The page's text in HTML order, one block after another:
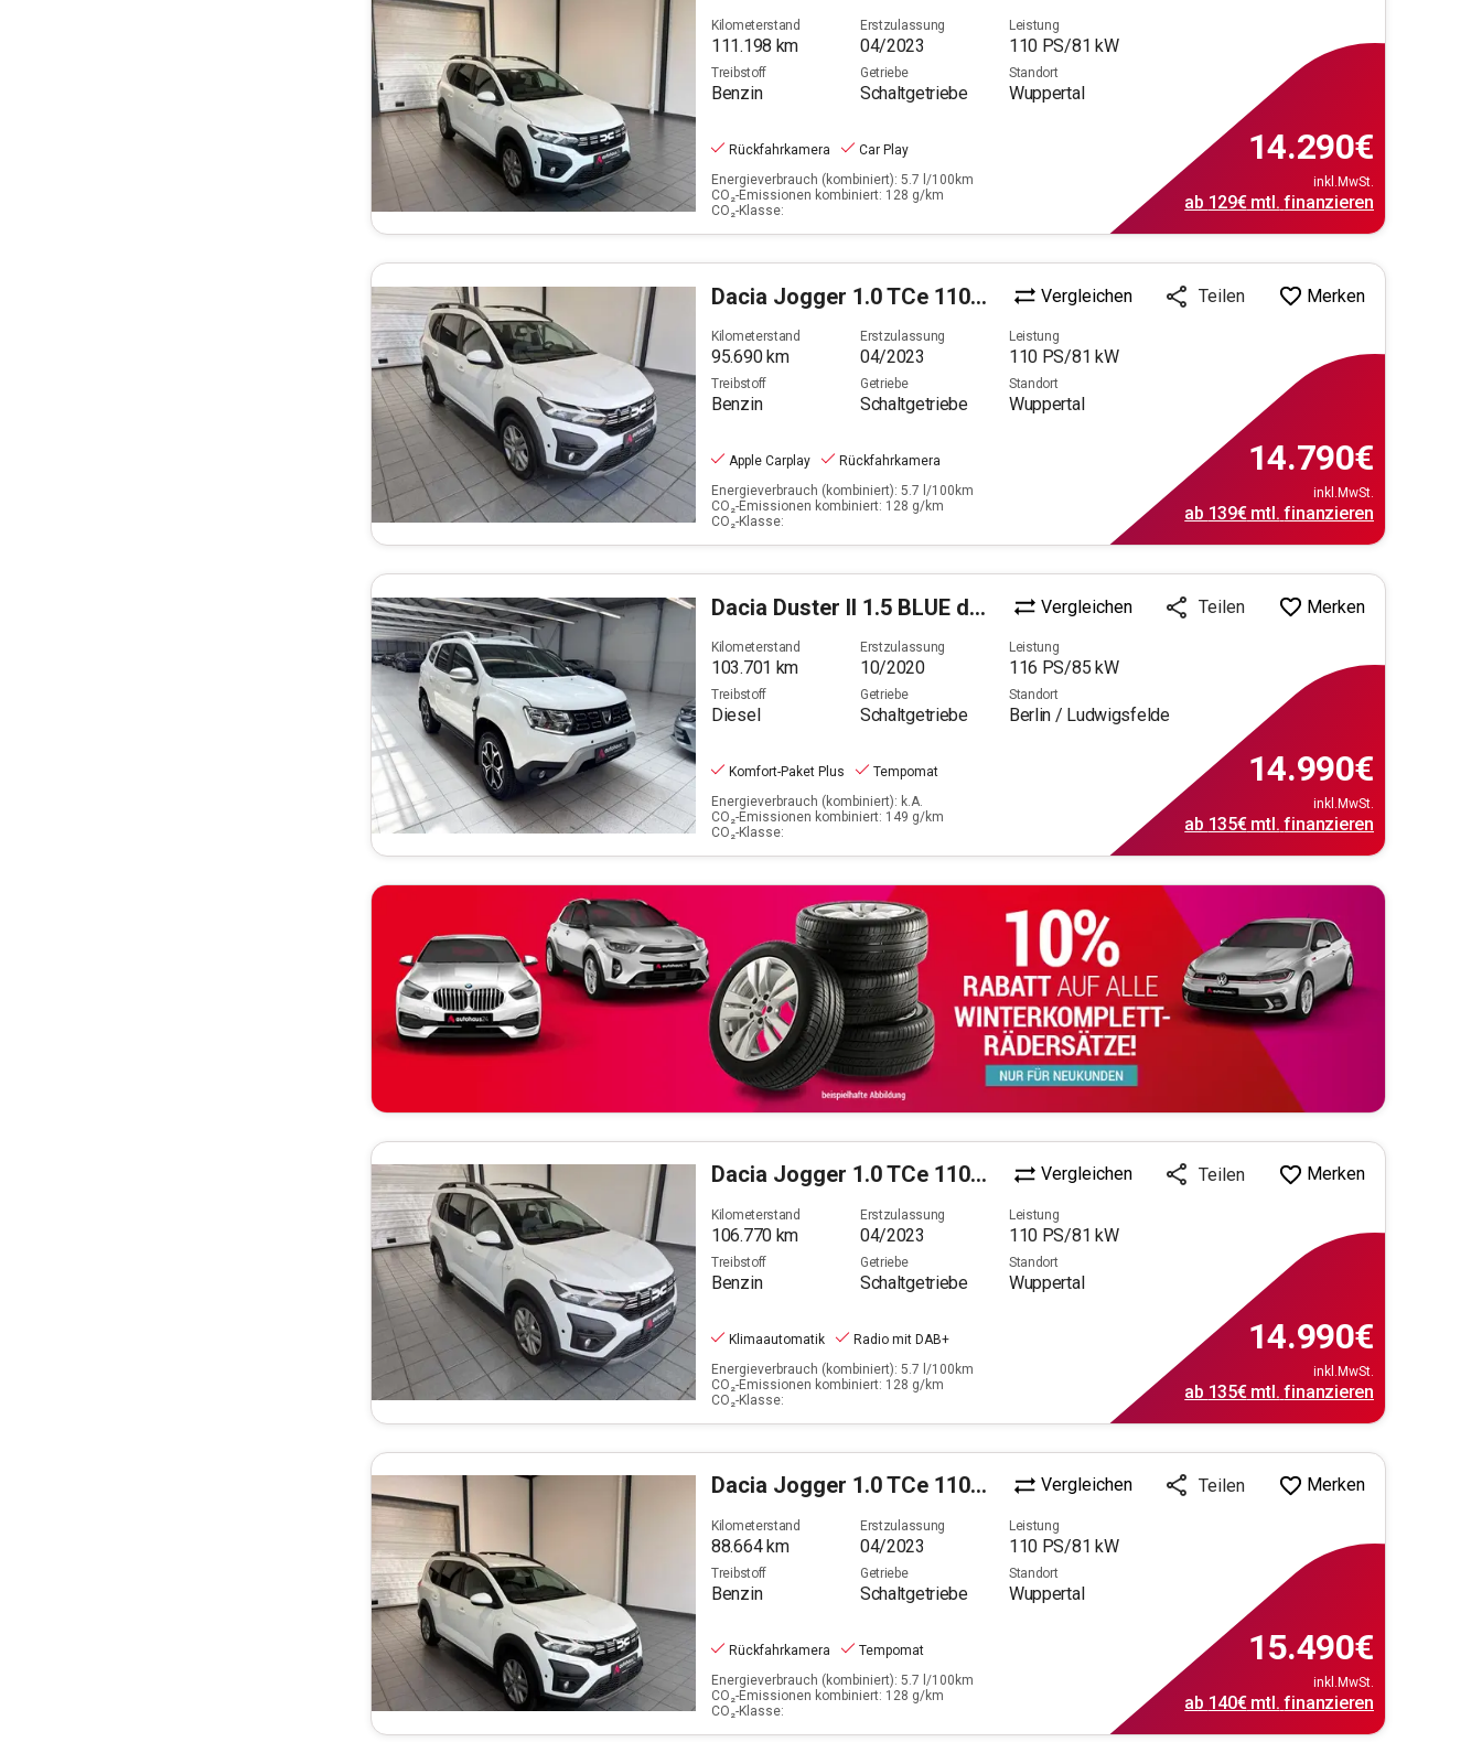
Kilometerstand
111.198 km
Erstzulassung
04/2023
Leistung
110 PS/81 kW
Treibstoff
Benzin
Getriebe
Schaltgetriebe
Standort
Wuppertal
Rückfahrkamera
Car Play
Energieverbrauch (kombiniert): 5.7 l/100km
CO₂-Emissionen kombiniert: 128 g/km
CO₂-Klasse:
14.290€
inkl.MwSt.
ab 129€mtl. finanzieren
Dacia Jogger 1.0 TCe 110 Expression (EU 6d) Vergleichen Teilen Merken
Kilometerstand
95.690km
Erstzulassung
04/2023
Leistung
110 PS/81 kW
Treibstoff
Benzin
Getriebe
Schaltgetriebe
Standort
Wuppertal
Apple Carplay
Rückfahrkamera
Energieverbrauch (kombiniert): 5.7 l/100km
CO₂-Emissionen kombiniert: 128 g/km
CO₂-Klasse:
14.790€
inkl.MwSt.
ab 139€mtl. finanzieren
Dacia Duster II 1.5 BLUE dCi 115 Prestige 4WD Vergleichen Teilen Merken
Kilometerstand
103.701 km
Erstzulassung
10/2020
Leistung
116 PS/85 kW
Treibstoff
Diesel
Getriebe
Schaltgetriebe
Standort
Berlin / Ludwigsfelde
Komfort-Paket Plus
Tempomat
Energieverbrauch (kombiniert): k.A.
CO₂-Emissionen kombiniert: 149 g/km
CO₂-Klasse:
14.990€
inkl.MwSt.
ab 135€mtl. finanzieren
Dacia Jogger 1.0 TCe 110 Expression (EU 6d) Vergleichen Teilen Merken
Kilometerstand
106.770km
Erstzulassung
04/2023
Leistung
110 PS/81 kW
Treibstoff
Benzin
Getriebe
Schaltgetriebe
Standort
Wuppertal
Klimaautomatik
Radio mit DAB+
Energieverbrauch (kombiniert): 5.7 l/100km
CO₂-Emissionen kombiniert: 128 g/km
CO₂-Klasse:
14.990€
inkl.MwSt.
ab 135€mtl. finanzieren
Dacia Jogger 1.0 TCe 110 Expression (EU 6d) Vergleichen Teilen Merken
Kilometerstand
88.664km
Erstzulassung
04/2023
Leistung
110 PS/81 kW
Treibstoff
Benzin
Getriebe
Schaltgetriebe
Standort
Wuppertal
Rückfahrkamera
Tempomat
Energieverbrauch (kombiniert): 5.7 l/100km
CO₂-Emissionen kombiniert: 128 g/km
CO₂-Klasse:
15.490€
inkl.MwSt.
ab 140€mtl. finanzieren